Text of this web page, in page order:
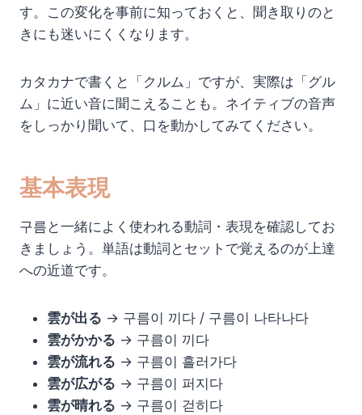
す。この変化を事前に知っておくと、聞き取りのと
きにも迷いにくくなります。
カタカナで書くと「クルム」ですが、実際は「グル
ム」に近い音に聞こえることも。ネイティブの音声
をしっかり聞いて、口を動かしてみてください。
基本表現
구름と一緒によく使われる動詞・表現を確認してお
きましょう。単語は動詞とセットで覚えるのが上達
への近道です。
雲が出る → 구름이 끼다 / 구름이 나타나다
雲がかかる → 구름이 끼다
雲が流れる → 구름이 흘러가다
雲が広がる → 구름이 퍼지다
雲が晴れる → 구름이 걷히다